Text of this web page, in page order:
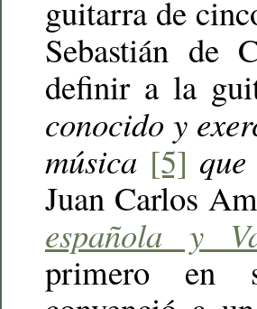
guitarra de
Sebastián de
definir a la
conocido y
música [5]
Juan Carlos
española y
primero en